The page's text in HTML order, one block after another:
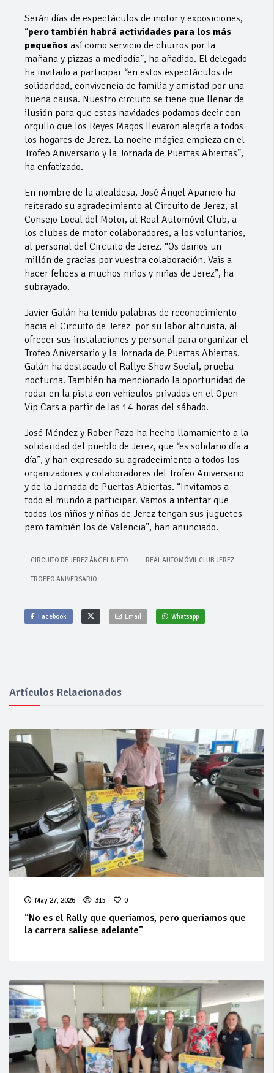
Serán días de espectáculos de motor y exposiciones,
“pero también habrá actividades para los más
pequeños así como servicio de churros por la
mañana y pizzas a mediodía”, ha añadido. El delegado
ha invitado a participar “en estos espectáculos de
solidaridad, convivencia de familia y amistad por una
buena causa. Nuestro circuito se tiene que llenar de
ilusión para que estas navidades podamos decir con
orgullo que los Reyes Magos llevaron alegría a todos
los hogares de Jerez. La noche mágica empieza en el
Trofeo Aniversario y la Jornada de Puertas Abiertas”,
ha enfatizado.
En nombre de la alcaldesa, José Ángel Aparicio ha
reiterado su agradecimiento al Circuito de Jerez, al
Consejo Local del Motor, al Real Automóvil Club, a
los clubes de motor colaboradores, a los voluntarios,
al personal del Circuito de Jerez. “Os damos un
millón de gracias por vuestra colaboración. Vais a
hacer felices a muchos niños y niñas de Jerez”, ha
subrayado.
Javier Galán ha tenido palabras de reconocimiento
hacia el Circuito de Jerez por su labor altruista, al
ofrecer sus instalaciones y personal para organizar el
Trofeo Aniversario y la Jornada de Puertas Abiertas.
Galán ha destacado el Rallye Show Social, prueba
nocturna. También ha mencionado la oportunidad de
rodar en la pista con vehículos privados en el Open
Vip Cars a partir de las 14 horas del sábado.
José Méndez y Rober Pazo ha hecho llamamiento a la
solidaridad del pueblo de Jerez, que “es solidario día a
día”, y han expresado su agradecimiento a todos los
organizadores y colaboradores del Trofeo Aniversario
y de la Jornada de Puertas Abiertas. “Invitamos a
todo el mundo a participar. Vamos a intentar que
todos los niños y niñas de Jerez tengan sus juguetes
pero también los de Valencia”, han anunciado.
CIRCUITO DE JEREZ ÁNGEL NIETO REAL AUTOMÓVIL CLUB JEREZ
TROFEO ANIVERSARIO
Facebook Email Whatsapp
Artículos Relacionados
May 27, 2026 315 0
“No es el Rally que queríamos, pero queríamos que
la carrera saliese adelante”